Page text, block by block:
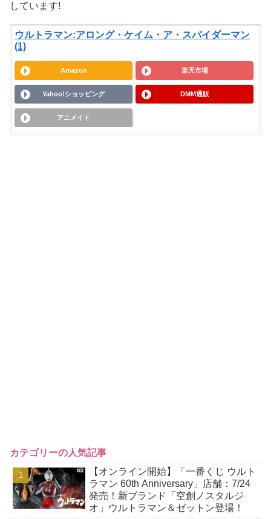
しています!
ウルトラマン:アロング・ケイム・ア・スパイダーマン
(1)
Amazon 楽天市場
Yahoo!ショッピング DMM通販
アニメイト
カテゴリーの人気記事
【オンライン開始】「一番くじ ウルト
ラマン 60th Anniversary」店舗：7/24
発売！新ブランド「空創ノスタルジ
オ」ウルトラマン＆ゼットン登場！